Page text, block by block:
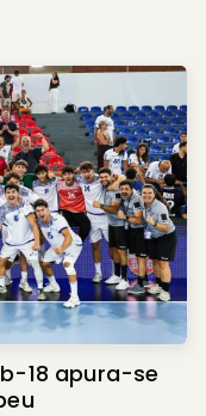
18 apura-se